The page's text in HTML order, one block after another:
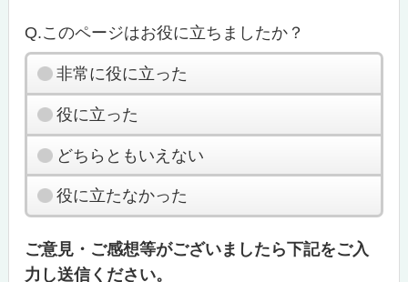
Q.このページはお役に立ちましたか？
非常に役に立った
役に立った
どちらともいえない
役に立たなかった
ご意見・ご感想等がございましたら下記をご入
力し送信ください。